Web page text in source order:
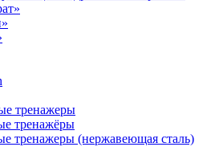
тренажеры
тренажёры
тренажеры (нержавеющая сталь)